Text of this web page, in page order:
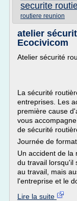
securite
routiere reunion
atelier
Ecocivicom
Atelier sécurité
La sécurité
entreprises. Les
première cause
vous
de sécurité
Journée de
Un accident de la
du travail lorsqu'il
au travail, mais
l'entreprise et le
Lire la suite